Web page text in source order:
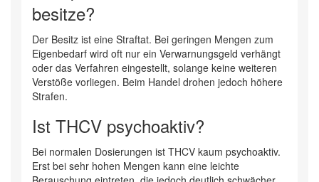
besitze?
Der Besitz ist eine Straftat. Bei geringen Mengen zum
Eigenbedarf wird oft nur ein Verwarnungsgeld verhängt
oder das Verfahren eingestellt, solange keine weiteren
Verstöße vorliegen. Beim Handel drohen jedoch höhere
Strafen.
Ist THCV psychoaktiv?
Bei normalen Dosierungen ist THCV kaum psychoaktiv.
Erst bei sehr hohen Mengen kann eine leichte